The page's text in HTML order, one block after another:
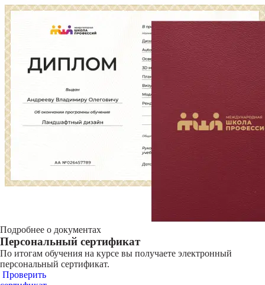
Подробнее о документах
Персональный сертификат
По итогам обучения на курсе вы получаете электронный
персональный сертификат.
Проверить